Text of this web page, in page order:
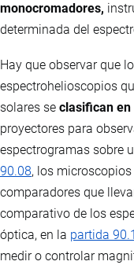
monocromadores,
determinada del
Hay que observar que
espectrohelioscopios
solares se clasifican en
proyectores para
espectrogramas sobre
90.08, los
comparadores que
comparativo de los
óptica, en la partida
medir o controlar